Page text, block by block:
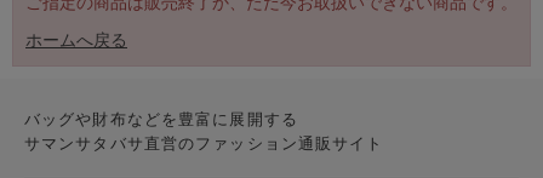
ホームへ戻る
バッグや財布などを豊富に展開する
サマンサタバサ直営のファッション通販サイト